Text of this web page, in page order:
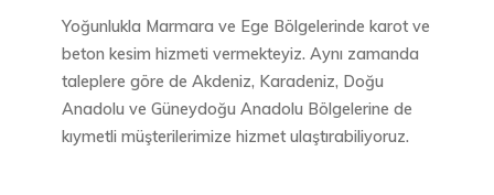
Yoğunlukla Marmara ve Ege Bölgelerinde karot ve
beton kesim hizmeti vermekteyiz. Aynı zamanda
taleplere göre de Akdeniz, Karadeniz, Doğu
Anadolu ve Güneydoğu Anadolu Bölgelerine de
kıymetli müşterilerimize hizmet ulaştırabiliyoruz.